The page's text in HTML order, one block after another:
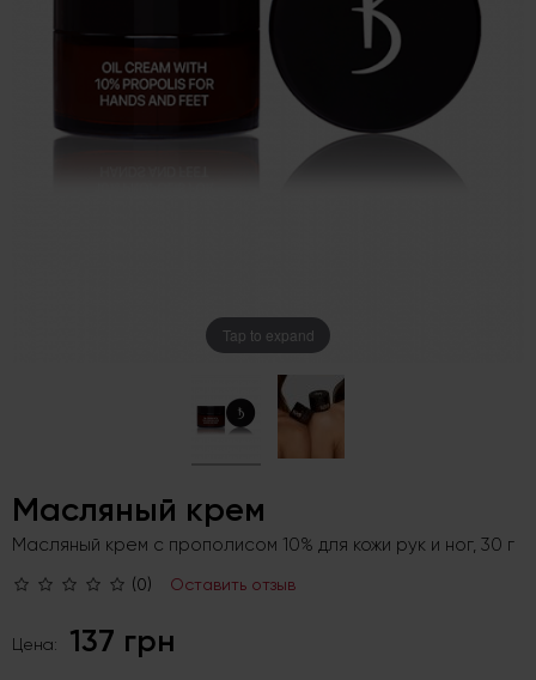
Tap to expand
Масляный крем
Масляный крем с прополисом 10% для кожи рук и ног, 30 г
(0) Оставить отзыв
Цена: 137 грн